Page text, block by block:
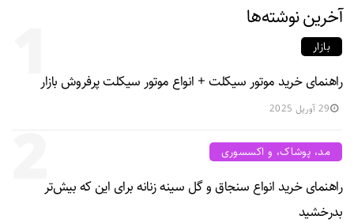
آخرین نوشته‌ها 1 بازار
راهنمای خرید موتور سیکلت + انواع موتور سیکلت پرفروش بازار
29 آوریل 2025
2 مد، پوشاک، و اکسسوری
راهنمای خرید انواع سنجاق و گل سینه زنانه برای این که بیش‌تر
بدرخشید